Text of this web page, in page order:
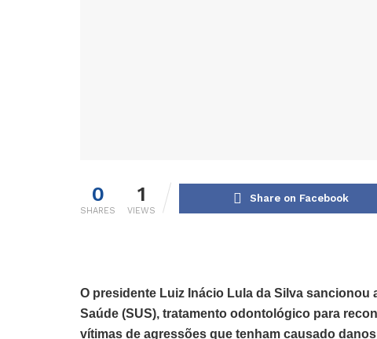
0
SHARES
1
VIEWS
Share on Facebook
O presidente Luiz Inácio Lula da Silva
Saúde (SUS), tratamento odontológico para
vítimas de agressões que tenham causado